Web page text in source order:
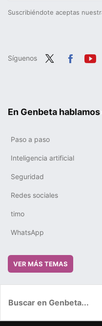
Suscribiéndote aceptas
Síguenos
En Genbeta hablamos
Paso a paso
Inteligencia artificial
Seguridad
Redes sociales
timo
WhatsApp
VER MÁS TEMAS